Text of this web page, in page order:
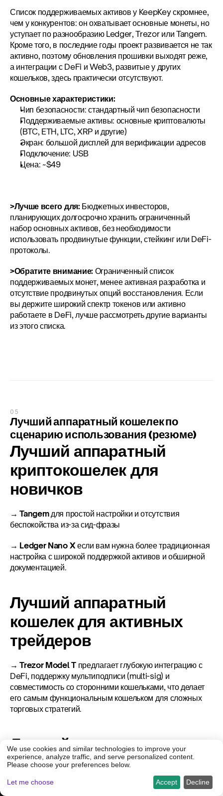
Список поддерживаемых активов у KeepKey скромнее,
чем у конкурентов: он охватывает основные монеты, но
уступает по разнообразию Ledger, Trezor или Tangem.
Кроме того, в последние годы проект развивается не так
активно, поэтому обновления прошивки выходят реже,
а интеграции с DeFi и Web3, развитые у других
кошельков, здесь практически отсутствуют.
Основные характеристики:
Чип безопасности: стандартный чип безопасности
Поддерживаемые активы: основные криптовалюты
(BTC, ETH, LTC, XRP и другие)
Экран: большой дисплей для верификации адресов
Подключение: USB
Цена: ~$49
>Лучше всего для: Бюджетных инвесторов,
планирующих долгосрочно хранить ограниченный
набор основных активов, без необходимости
использовать продвинутые функции, стейкинг или DeFi-
протоколы.
>Обратите внимание: Ограниченный список
поддерживаемых монет, менее активная разработка и
отсутствие продвинутых опций восстановления. Если
вы держите широкий спектр токенов или активно
работаете в DeFi, лучше рассмотреть другие варианты
из этого списка.
05
Лучший аппаратный кошелек по
сценарию использования (резюме)
Лучший аппаратный
криптокошелек для
новичков
→ Tangem для простой настройки и отсутствия
беспокойства из-за сид-фразы
→ Ledger Nano X если вам нужна более традиционная
настройка с широкой поддержкой активов и обширной
документацией.
Лучший аппаратный
кошелек для активных
трейдеров
→ Trezor Model T предлагает глубокую интеграцию с
DeFi, поддержку мультиподписи (multi-sig) и
совместимость со сторонними кошельками, что делает
его самым функциональным кошельком для сложных
торговых стратегий.
Лучший кошелек для
холодного хранения
долгосрочных холдеров
Торгуйте умнее на Freedx. Зарегистрироваться ×
We use cookies and similar technologies to improve your
experience, analyze traffic, and serve personalized content.
Please choose your preferences below.
Let me choose Decline
Accept